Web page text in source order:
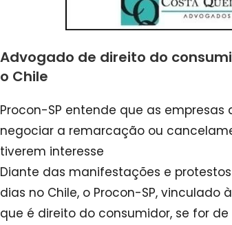
Advogado de direito do
o Chile
Procon-SP entende que as
negociar a remarcação ou
tiverem interesse
Diante das manifestações e
dias no Chile, o Procon-SP,
que é direito do consumidor, se for